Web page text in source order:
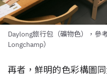
Daylong旅行包（礦物色），參
Longchamp）
再者，鮮明的色彩構圖